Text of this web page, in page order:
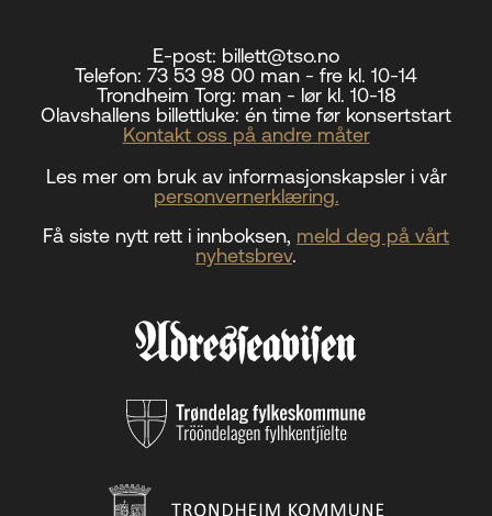
E-post: billett@tso.no
Telefon: 73 53 98 00 man - fre kl. 10-14
Trondheim Torg: man - lør kl. 10-18
Olavshallens billettluke: én time før konsertstart
Kontakt oss på andre måter
Les mer om bruk av informasjonskapsler i vår
personvernerklæring.
Få siste nytt rett i innboksen, meld deg på vårt
nyhetsbrev.